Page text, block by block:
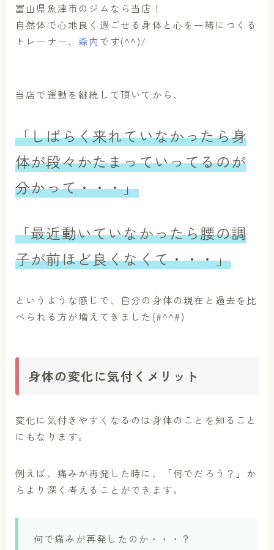
富山県魚津市のジムなら当店！
自然体で心地良く過ごせる身体と心を一緒につくる
トレーナー、 森内 です(^^)/
当店で運動を継続して頂いてから、
「しばらく来れていなかったら身
体が段々かたまっていってるのが
分かって・・・」
「最近動いていなかったら腰の調
子が前ほど良くなくて・・・」
というような感じで、自分の身体の現在と過去を比
べられる方が増えてきました(#^^#)
身体の変化に気付くメリット
変化に気付きやすくなるのは身体のことを知ること
にもなります。
例えば、痛みが再発した時に、「何でだろう？」か
らより深く考えることができます。
何で痛みが再発したのか・・・？